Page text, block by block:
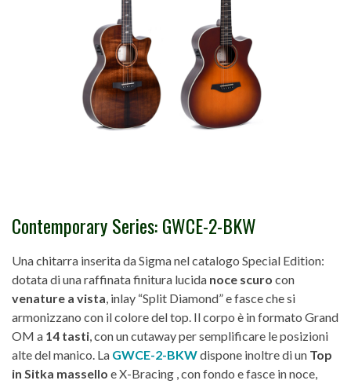
Contemporary Series: GWCE-2-BKW
Una chitarra inserita da Sigma nel catalogo Special Edition:
dotata di una raffinata finitura lucida noce scuro con
venature a vista, inlay “Split Diamond” e fasce che si
armonizzano con il colore del top. Il corpo è in formato Grand
OM a 14 tasti, con un cutaway per semplificare le posizioni
alte del manico. La GWCE-2-BKWdispone inoltre di un Top
in Sitka massello e X-Bracing , con fondo e fasce in noce,